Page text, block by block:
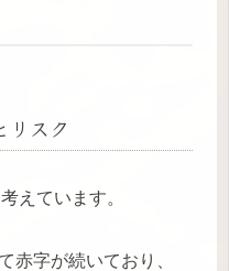
スク
えています。
赤字が続いており、